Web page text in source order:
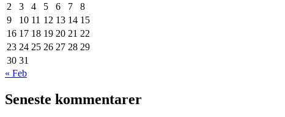
2
3 4 5 6 7
8
9
10 11 12 13 14 15
16 17 18 19 20 21 22
23 24 25 26 27 28 29
30 31
« Feb
Seneste kommentarer